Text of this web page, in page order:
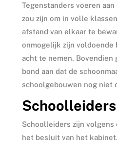
Tegenstanders voeren
zou zijn om in volle
afstand van elkaar te
onmogelijk zijn voldoende
acht te nemen. Bovendien
bond aan dat de
schoolgebouwen nog niet
Schoolleiders zijn volgens
het besluit van het